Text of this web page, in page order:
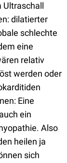
Ultraschall
dilatierter
schlechte
eine
relativ
werden oder
Eine
ein
Also
heilen ja
sich